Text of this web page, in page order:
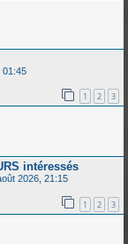
r
01:45
1 2 3
intéressés
2026, 21:15
1 2 3